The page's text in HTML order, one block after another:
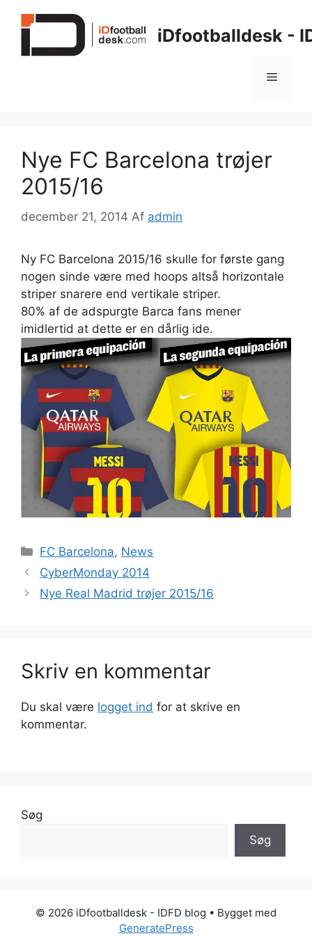
iDfootballdesk -
Menu
Nye FC Barcelona trøjer
2015/16
december 21, 2014 Af admin
Ny FC Barcelona 2015/16 skulle for første gang
nogen sinde være med hoops altså horizontale
striper snarere end vertikale striper.
80% af de adspurgte Barca fans mener
imidlertid at dette er en dårlig ide.
Kategorier
FC Barcelona, News
CyberMonday 2014
Nye Real Madrid trøjer 2015/16
Skriv en kommentar
Du skal være logget ind for at skrive en
kommentar.
Søg
Søg
© 2026 iDfootballdesk - IDFD blog • Bygget med
GeneratePress